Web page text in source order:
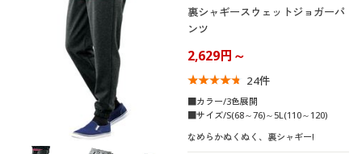
裏シャギースウェットジョガーパ
ンツ
2,629円～
24件
■カラー/3色展開
■サイズ/S(68～76)～5L(110～120)
なめらかぬくぬく、裏シャギー!